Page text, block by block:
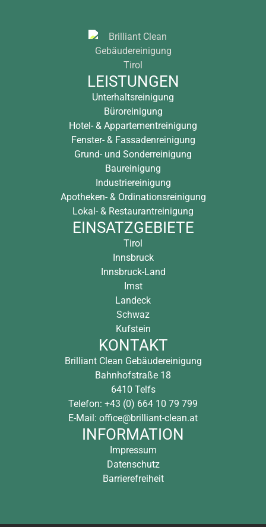
LEISTUNGEN
Unterhaltsreinigung
Büroreinigung
Hotel- & Appartementreinigung
Fenster- & Fassadenreinigung
Grund- und Sonderreinigung
Baureinigung
Industriereinigung
Apotheken- & Ordinationsreinigung
Lokal- & Restaurantreinigung
EINSATZGEBIETE
Tirol
Innsbruck
Innsbruck-Land
Imst
Landeck
Schwaz
Kufstein
KONTAKT
Brilliant Clean Gebäudereinigung
Bahnhofstraße 18
6410 Telfs
Telefon: +43 (0) 664 10 79 799
E-Mail: office@brilliant-clean.at
INFORMATION
Impressum
Datenschutz
Barrierefreiheit